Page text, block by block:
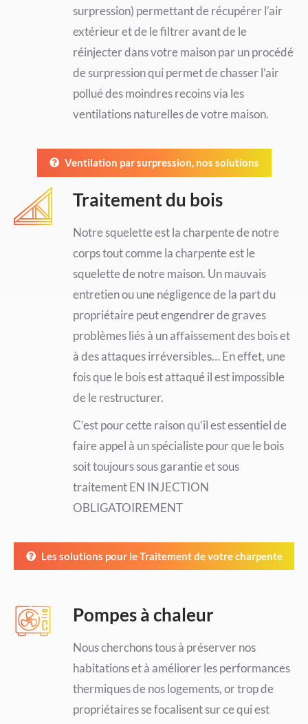
surpression) permettant de récupérer l’air
extérieur et de le filtrer avant de le
réinjecter dans votre maison par un procédé
de surpression qui permet de chasser l’air
pollué des moindres recoins via les
ventilations naturelles de votre maison.
Ventilation par surpression, nos solutions
Traitement du bois
Notre squelette est la charpente de notre
corps tout comme la charpente est le
squelette de notre maison. Un mauvais
entretien ou une négligence de la part du
propriétaire peut engendrer de graves
problèmes liés à un aﬀaissement des bois et
à des attaques irréversibles… En effet, une
fois que le bois est attaqué il est impossible
de le restructurer.
C’est pour cette raison qu’il est essentiel de
faire appel à un spécialiste pour que le bois
soit toujours sous garantie et sous
traitement EN INJECTION
OBLIGATOIREMENT
Les solutions pour le Traitement de votre charpente
Pompes à chaleur
Nous cherchons tous à préserver nos
habitations et à améliorer les performances
thermiques de nos logements, or trop de
propriétaires se focalisent sur ce qui est